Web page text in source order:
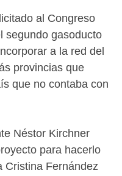
al Congreso
segundo gasoducto
a la red del
provincias que
que no contaba con
Néstor Kirchner
para hacerlo
Cristina Fernández